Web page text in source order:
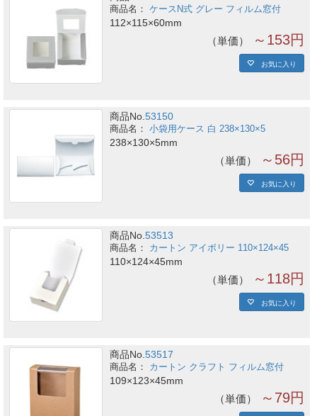
ケースN式 グレー フィルム窓付
112×115×60mm
単価 ～153円
お気に入り
商品No.53150
小袋用ケース 白 238×130×5
238×130×5mm
単価 ～56円
お気に入り
商品No.53513
カートン アイボリー 110×124×45
110×124×45mm
単価 ～118円
お気に入り
商品No.53517
カートン クラフト フィルム窓付
109×123×45mm
単価 ～79円